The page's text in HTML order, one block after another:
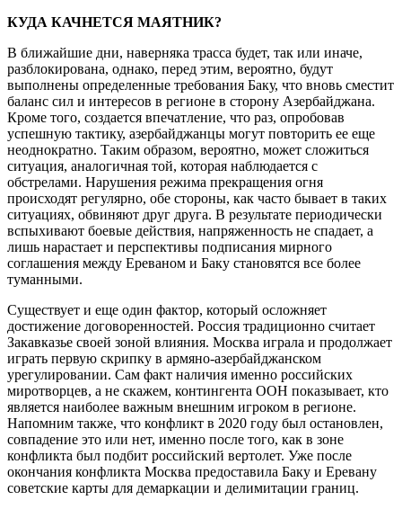
КУДА КАЧНЕТСЯ МАЯТНИК?
В ближайшие дни, наверняка трасса будет, так или иначе,
разблокирована, однако, перед этим, вероятно, будут
выполнены определенные требования Баку, что вновь сместит
баланс сил и интересов в регионе в сторону Азербайджана.
Кроме того, создается впечатление, что раз, опробовав
успешную тактику, азербайджанцы могут повторить ее еще
неоднократно. Таким образом, вероятно, может сложиться
ситуация, аналогичная той, которая наблюдается с
обстрелами. Нарушения режима прекращения огня
происходят регулярно, обе стороны, как часто бывает в таких
ситуациях, обвиняют друг друга. В результате периодически
вспыхивают боевые действия, напряженность не спадает, а
лишь нарастает и перспективы подписания мирного
соглашения между Ереваном и Баку становятся все более
туманными.
Существует и еще один фактор, который осложняет
достижение договоренностей. Россия традиционно считает
Закавказье своей зоной влияния. Москва играла и продолжает
играть первую скрипку в армяно-азербайджанском
урегулировании. Сам факт наличия именно российских
миротворцев, а не скажем, контингента ООН показывает, кто
является наиболее важным внешним игроком в регионе.
Напомним также, что конфликт в 2020 году был остановлен,
совпадение это или нет, именно после того, как в зоне
конфликта был подбит российский вертолет. Уже после
окончания конфликта Москва предоставила Баку и Еревану
советские карты для демаркации и делимитации границ.